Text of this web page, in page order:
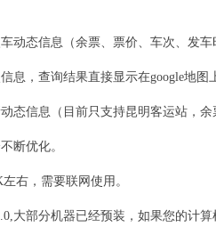
态信息（余票、票价、车次、发车
，查询结果直接显示在google地图
信息（目前只支持昆明客运站，余
断优化。
右，需要联网使用。
部分机器已经预装，如果您的计算